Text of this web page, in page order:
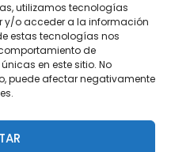
utilizamos tecnologías
o acceder a la información
estas tecnologías nos
de
en este sitio. No
puede afectar negativamente